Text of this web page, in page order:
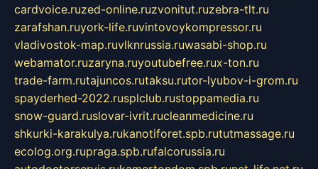
cardvoice.ruzed-online.ruzvonitut.ruzebra-tlt.ru
zarafshan.ruyork-life.ruvintovoykompressor.ru
vladivostok-map.ruvlknrussia.ruwasabi-shop.ru
webamator.ruzaryna.ruyoutubefree.rux-ton.ru
trade-farm.rutajuncos.rutaksu.rutor-lyubov-i-grom.ru
spayderhed-2022.rusplclub.rustoppamedia.ru
snow-guard.ruslovar-ivrit.rucleanmedicine.ru
shkurki-karakulya.rukanotiforet.spb.rututmassage.ru
ecolog.org.rupraga.spb.rufalcorussia.ru